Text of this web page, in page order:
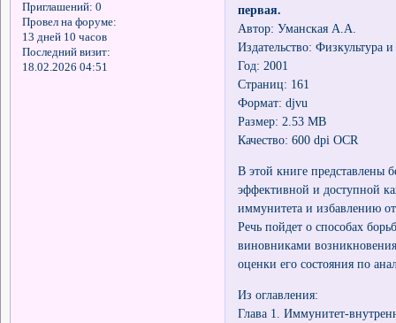
Приглашений: 0
Провел на форуме:
13 дней 10 часов
Последний визит:
18.02.2026 04:51
первая.
Автор: Уманская А.А.
Издательство: Физкультура
Год: 2001
Страниц: 161
Формат: djvu
Размер: 2.53 MB
Качество: 600 dpi OCR
В этой книге представлены
эффективной и доступной
иммунитета и избавлению
Речь пойдет о способах
виновниками
оценки его состояния по
Из оглавления:
Глава 1. Иммунитет-